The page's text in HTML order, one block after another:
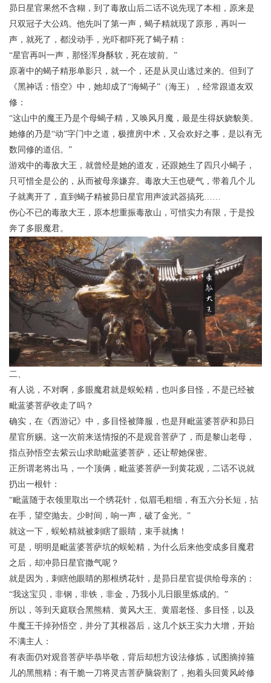
昴日星官果然不含糊，到了毒敌山后二话不说先现了本相，原来是
只双冠子大公鸡。他先叫了第一声，蝎子精就现了原形，再叫一
声，就死了，都没动手，光吓都吓死了蝎子精：
“星官再叫一声，那怪浑身酥软，死在坡前。”
原著中的蝎子精形单影只，就一个，还是从灵山逃过来的。但到了
《黑神话：悟空》中，她却成了“海蝎子”（海王），经常跟道友双
修：
“这山中的魔王乃是个母蝎子精，又唤风月魔，最是生得妖娆貌美。
她修的乃是“动”字门中之道，极擅房中术，又会欢好之事，是以有无
数同修的道侣。”
游戏中的毒敌大王，就曾经是她的道友，还跟她生了四只小蝎子，
只可惜全是公的，从而被母亲嫌弃。毒敌大王也硬气，带着几个儿
子就离开了，直到蝎子精被昴日星官用声波武器搞死……
伤心不已的毒敌大王，原本想重振毒敌山，可惜实力有限，于是投
奔了多眼魔君。
二、
有人说，不对啊，多眼魔君就是蜈蚣精，也叫多目怪，不是已经被
毗蓝婆菩萨收走了吗？
确实，在《西游记》中，多目怪被降服，也是拜毗蓝婆菩萨和昴日
星官所赐。这一次前来送情报的不是观音菩萨了，而是黎山老母，
指点孙悟空去紫云山求助毗蓝婆菩萨，还让帮她保密。
正所谓老将出马，一个顶俩，毗蓝婆菩萨一到黄花观，二话不说就
扔出一根针：
“毗蓝随于衣领里取出一个绣花针，似眉毛粗细，有五六分长短，拈
在手，望空抛去。少时间，响一声，破了金光。”
就这一下，蜈蚣精就被刺瞎了眼睛，束手就擒！
可是，明明是毗蓝婆菩萨坑的蜈蚣精，为什么后来他变成多目魔君
之后，却冲昴日星官撒气呢？
就是因为，刺瞎他眼睛的那根绣花针，是昴日星官提供给母亲的：
“我这宝贝，非钢，非铁，非金，乃我小儿日眼里炼成的。”
所以，等到天庭联合黑熊精、黄风大王、黄眉老怪、多目怪，以及
牛魔王干掉孙悟空，并分了其根器后，这几个妖王实力大增，开始
不满主人：
有表面仍对观音菩萨毕恭毕敬，背后却想方设法修炼，试图摘掉箍
儿的黑熊精；有干脆一刀将灵吉菩萨脑袋割了，抱着头回黄风岭修